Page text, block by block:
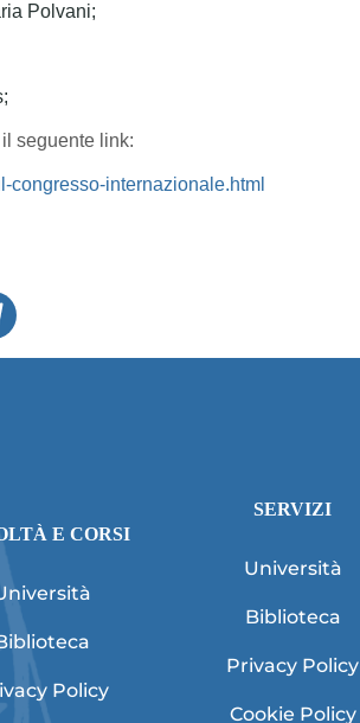
Polvani;
seguente link:
congresso-internazionale.html
E CORSI
Policy
SERVIZI
Università
Biblioteca
Privacy Policy
Cookie Policy